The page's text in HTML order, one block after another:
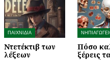
ΠΑΙΧΝΙΔΙΑ
Ντετέκτιβ των
λέξεων
Πόσο
ξέρεις